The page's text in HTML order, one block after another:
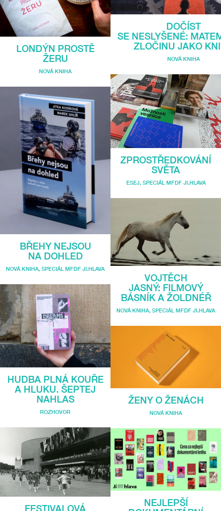
LONDÝN PROSTĚ
ŽERU
NOVÁ KNIHA
BŘEHY NEJSOU
NA DOHLED
NOVÁ KNIHA, SPECIÁL MFDF JI.HLAVA
HUDBA PLNÁ KOUŘE
A HLUKU. ŠEPTEJ
NAHLAS
ROZHOVOR
FESTIVALOVÁ
DOČÍST
SE NESLYŠENÉ:
ZLOČINU JAKO
NOVÁ KNIHA
ZPROSTŘEDKOVÁNÍ
SVĚTA
ESEJ, SPECIÁL MFDF JI.HLAVA
VOJTĚCH
JASNÝ: FILMOVÝ
BÁSNÍK A ŽOLDNÉŘ
NOVÁ KNIHA, SPECIÁL MFDF JI.HLAVA
ŽENY O ŽENÁCH
NOVÁ KNIHA
NEJLEPŠÍ